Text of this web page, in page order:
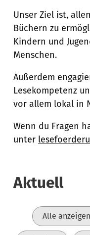
Unser Ziel ist,
Büchern zu
Kindern und
Menschen.
Außerdem
Lesekompetenz
vor allem lokal in
Wenn du Fragen
unter
Aktuell
Alle anzeigen